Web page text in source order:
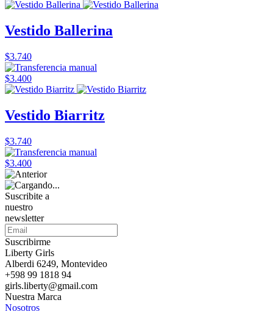
Vestido Ballerina
$3.740
$3.400
Vestido Biarritz
$3.740
$3.400
Suscribite a
nuestro
newsletter
Suscribirme
Liberty Girls
Alberdi 6249, Montevideo
+598 99 1818 94
girls.liberty@gmail.com
Nuestra Marca
Nosotros